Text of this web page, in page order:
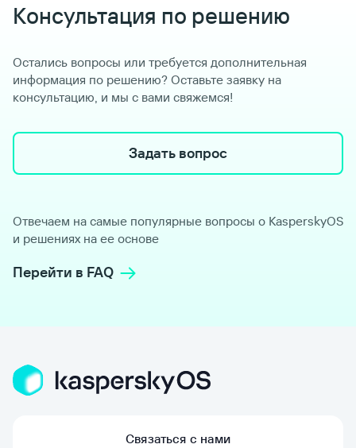
Консультация по решению
Остались вопросы или требуется дополнительная
информация по решению? Оставьте заявку на
консультацию, и мы с вами свяжемся!
Задать вопрос
Отвечаем на самые популярные вопросы о KasperskyOS
и решениях на ее основе
Перейти в FAQ
Связаться с нами